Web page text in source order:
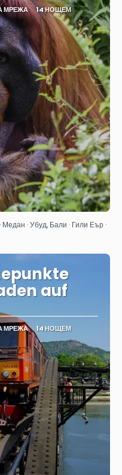
МРЕЖА 14 НОЩЕМ
· Убуд, Бали · Гили Еър ·
auf
МРЕЖА 14 НОЩЕМ